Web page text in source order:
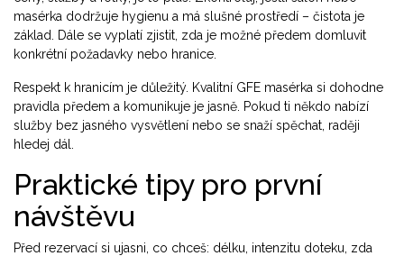
masérka dodržuje hygienu a má slušné prostředí – čistota je
základ. Dále se vyplatí zjistit, zda je možné předem domluvit
konkrétní požadavky nebo hranice.
Respekt k hranicím je důležitý. Kvalitní GFE masérka si dohodne
pravidla předem a komunikuje je jasně. Pokud ti někdo nabízí
služby bez jasného vysvětlení nebo se snaží spěchat, raději
hledej dál.
Praktické tipy pro první
návštěvu
Před rezervací si ujasni, co chceš: délku, intenzitu doteku, zda